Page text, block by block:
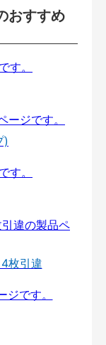
おすすめ
)
枚引違